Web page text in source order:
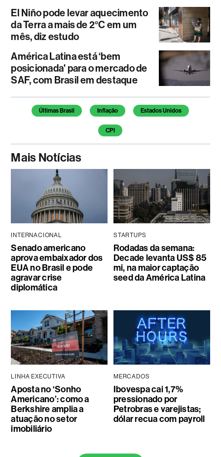
El Niño pode levar aquecimento
da Terra a mais de 2°C em um
mês, diz estudo
América Latina está ‘bem
posicionada' para o mercado de
SAF, com Brasil em destaque
Temas deste artigo
Últimas Brasil Inflação Estados Unidos
CPI
Mais Notícias
INTERNACIONAL
Senado americano
aprova embaixador dos
EUA no Brasil e pode
agravar crise
diplomática
STARTUPS
Rodadas da semana:
Decade levanta US$ 85
mi, na maior captação
seed da América Latina
LINHA EXECUTIVA
Aposta no ‘Sonho
Americano’: como a
Berkshire amplia a
atuação no setor
imobiliário
MERCADOS
Ibovespa cai 1,7%
pressionado por
Petrobras e varejistas;
dólar recua com payroll